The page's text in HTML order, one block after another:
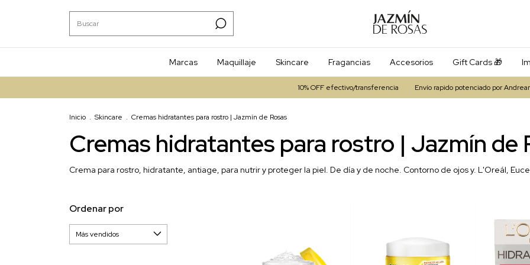
Marcas Maquillaje Skincare Fragancias Accesorios Gift Cards 🎁
10% OFF efectivo/transferencia Envío rapido potenciado por Andreani 3 cuotas sin
Inicio . Skincare . Cremas hidratantes para rostro | Jazmín de Rosas
Cremas hidratantes para rostro | Jazmín de
Crema para rostro, hidratante, antiage, para nutrir y proteger la piel. De día y de noche. Contorno de ojos y. L'Oreál,
Ordenar por